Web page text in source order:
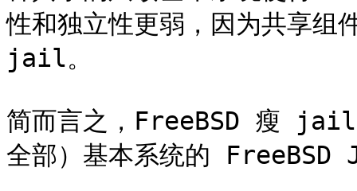
性和独立性更弱，因为共享组
jail。
简而言之，FreeBSD 瘦 jail
全部）基本系统的